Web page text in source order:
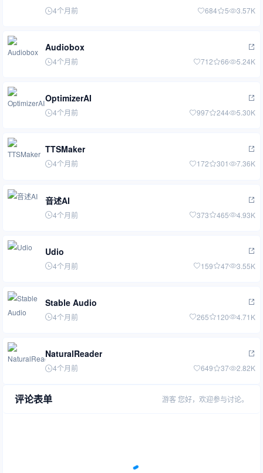
4个月前 684 5 3.57K
Audiobox
4个月前 712 66 5.24K
OptimizerAI
4个月前 997 244 5.30K
TTSMaker
4个月前 172 301 7.36K
音述AI
4个月前 373 465 4.93K
Udio
4个月前 159 47 3.55K
Stable Audio
4个月前 265 120 4.71K
NaturalReader
4个月前 649 37 2.82K
评论表单 游客 您好，欢迎参与讨论。